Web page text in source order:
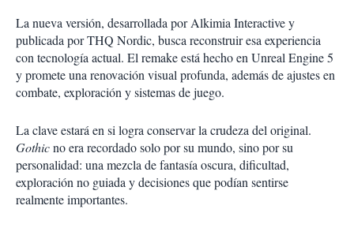
La nueva versión, desarrollada por Alkimia Interactive y
publicada por THQ Nordic, busca reconstruir esa experiencia
con tecnología actual. El remake está hecho en Unreal Engine 5
y promete una renovación visual profunda, además de ajustes en
combate, exploración y sistemas de juego.
La clave estará en si logra conservar la crudeza del original.
Gothicno era recordado solo por su mundo, sino por su
personalidad: una mezcla de fantasía oscura, dificultad,
exploración no guiada y decisiones que podían sentirse
realmente importantes.